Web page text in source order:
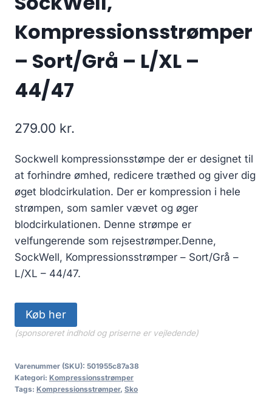
Kompressionsstrømper
– Sort/Grå – L/XL –
44/47
279.00 kr.
Sockwell kompressionsstømpe der er designet til
at forhindre ømhed, redicere træthed og giver dig
øget blodcirkulation. Der er kompression i hele
strømpen, som samler vævet og øger
blodcirkulationen. Denne strømpe er
velfungerende som rejsestrømper.Denne,
SockWell, Kompressionsstrømper – Sort/Grå –
L/XL – 44/47.
Køb her
(sponsoreret indhold og priserne er vejledende)
Varenummer (SKU): 501955c87a38
Kategori: Kompressionsstrømper
Tags: Kompressionsstrømper, Sko